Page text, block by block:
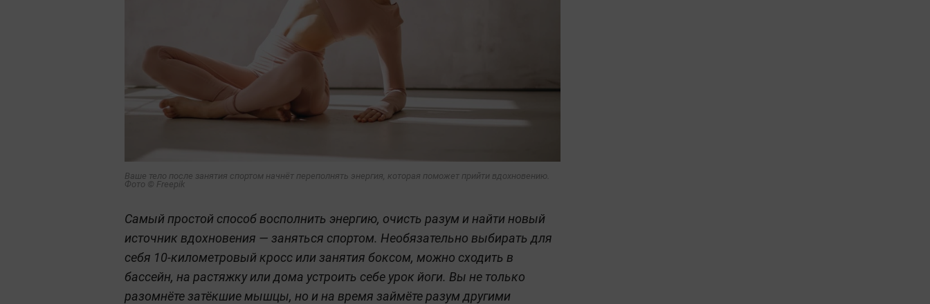
Ваше тело после занятия спортом начнёт переполнять энергия, которая поможет прийти вдохновению.
Фото © Freepik
Самый простой способ восполнить энергию, очисть разум и найти новый
источник вдохновения — заняться спортом. Необязательно выбирать для
себя 10-километровый кросс или занятия боксом, можно сходить в
бассейн, на растяжку или дома устроить себе урок йоги. Вы не только
разомнёте затёкшие мышцы, но и на время займёте разум другими